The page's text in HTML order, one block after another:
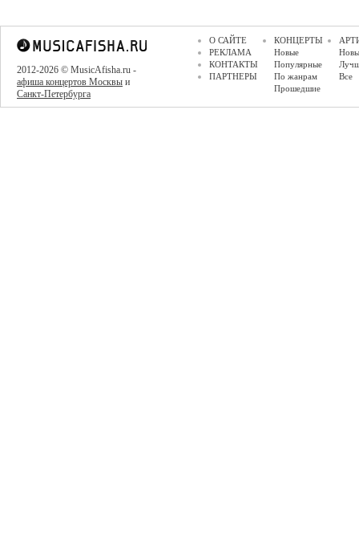
2012-2026 © MusicAfisha.ru -
афиша концертов Москвы и
Санкт-Петербурга
О САЙТЕ
РЕКЛАМА
КОНТАКТЫ
ПАРТНЕРЫ
КОНЦЕРТЫ
Новые
Популярные
По жанрам
Прошедшие
Все